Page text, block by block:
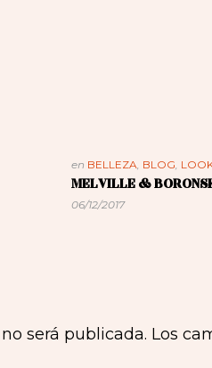
en BELLEZA, BLOG,
MELVILLE &
06/12/2017
será publicada. Los